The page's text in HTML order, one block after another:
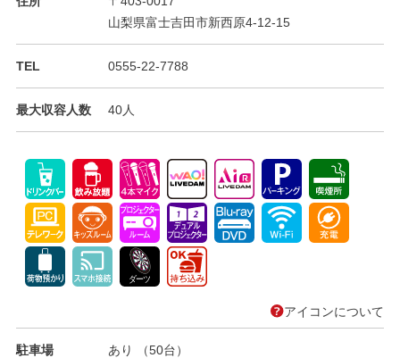
山梨県富士吉田市新西原4-12-15
TEL 0555-22-7788
最大収容人数 40人
アイコンについて
駐車場 あり （50台）